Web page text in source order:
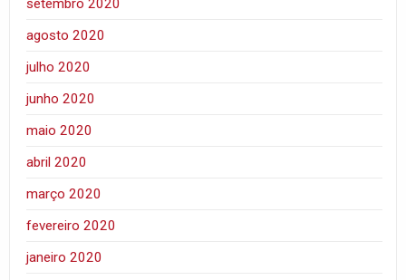
setembro 2020
agosto 2020
julho 2020
junho 2020
maio 2020
abril 2020
março 2020
fevereiro 2020
janeiro 2020